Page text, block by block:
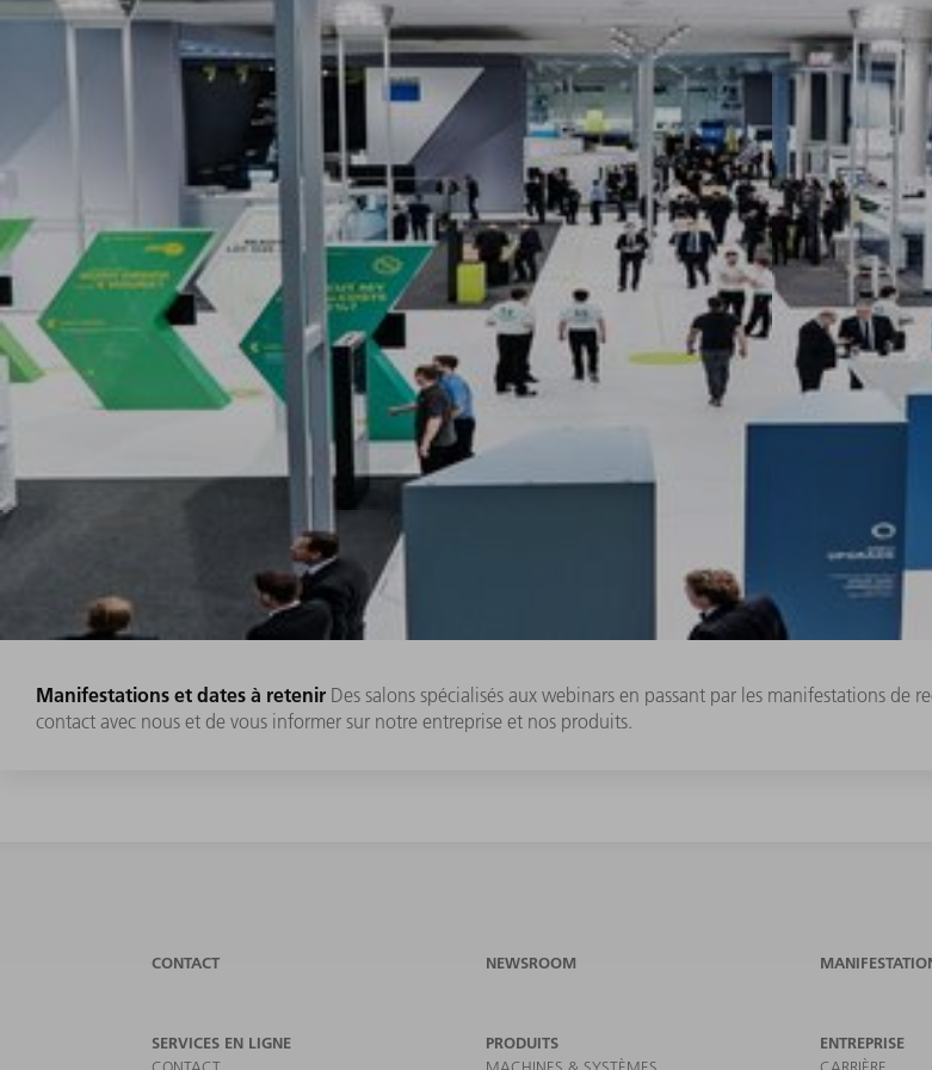
Manifestations et dates à retenir Des salons spécialisés aux webinars en passant par les manifestations
contact avec nous et de vous informer sur notre entreprise et nos produits.
CONTACT NEWSROOM
SERVICES EN LIGNE
PRODUITS
ENTREPRISE